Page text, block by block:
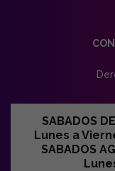
SABADOS
Lunes a
SABADOS